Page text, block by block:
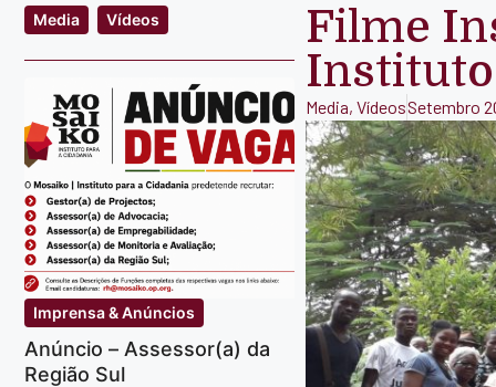
Media Vídeos
Imprensa & Anúncios
Anúncio – Assessor(a) da
Região Sul
Filme
Instituto
Media, VídeosSetembro